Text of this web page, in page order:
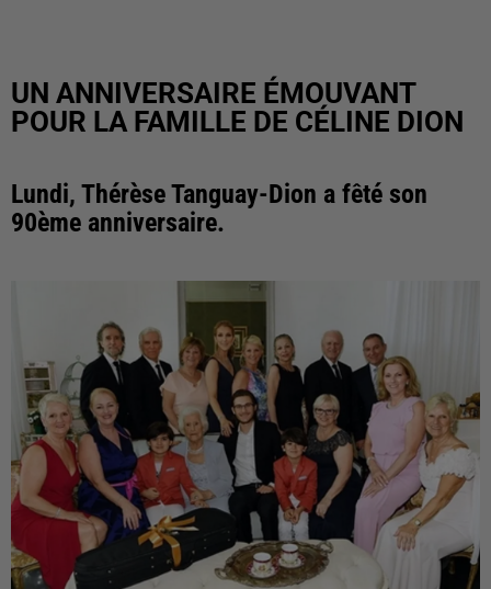
UN ANNIVERSAIRE ÉMOUVANT
POUR LA FAMILLE DE CÉLINE DION
Lundi, Thérèse Tanguay-Dion a fêté son
90ème anniversaire.